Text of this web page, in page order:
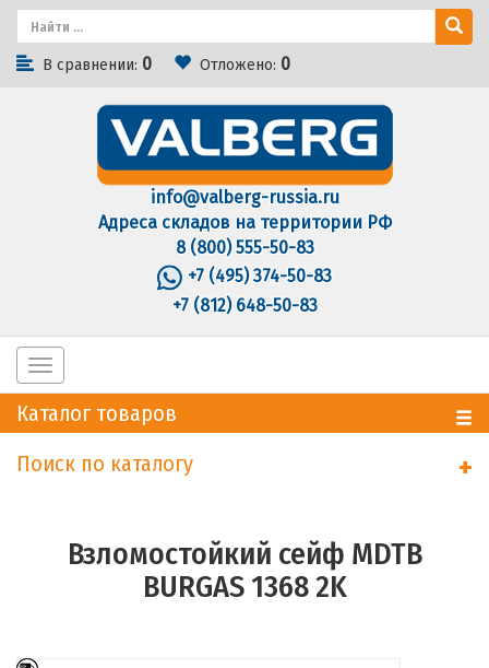
В сравнении: 0 Отложено: 0
info@valberg-russia.ru
Адреса складов на территории РФ
8 (800) 555-50-83
+7 (495) 374-50-83
+7 (812) 648-50-83
Toggle
navigation
Каталог товаров
Поиск по каталогу
+
Взломостойкий сейф MDTB
BURGAS 1368 2K